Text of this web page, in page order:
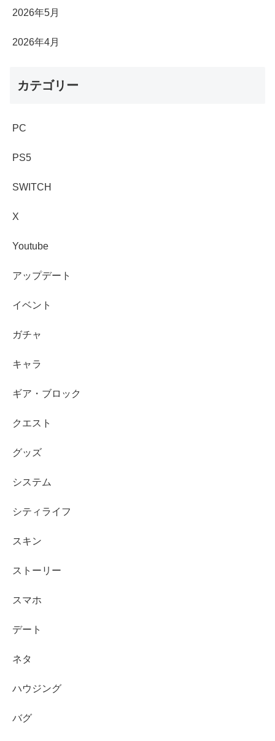
2026年5月
2026年4月
カテゴリー
PC
PS5
SWITCH
X
Youtube
アップデート
イベント
ガチャ
キャラ
ギア・ブロック
クエスト
グッズ
システム
シティライフ
スキン
ストーリー
スマホ
デート
ネタ
ハウジング
バグ